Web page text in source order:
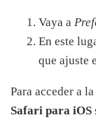
Vaya a
En este
que ajuste
Para acceder a
Safari para iOS